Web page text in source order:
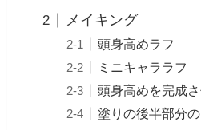
メイキング
頭身高めラフ
ミニキャララフ
頭身高めを完成
塗りの後半部分